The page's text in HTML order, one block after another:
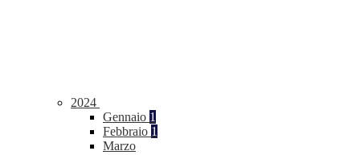
2024
Gennaio 1
Febbraio 1
Marzo